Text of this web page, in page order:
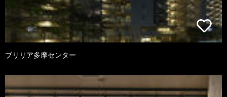
ブリリア多摩センター